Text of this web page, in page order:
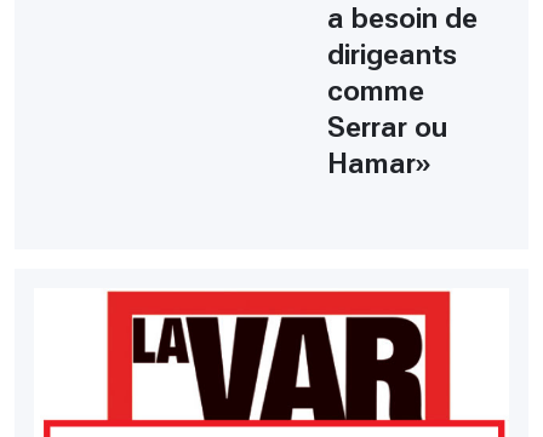
a besoin de
dirigeants
comme
Serrar ou
Hamar»